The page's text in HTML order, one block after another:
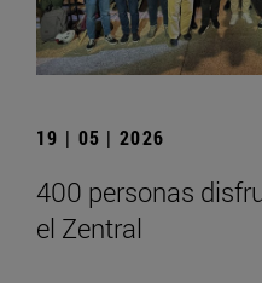
19 | 05 | 2026
400 personas
el Zentral